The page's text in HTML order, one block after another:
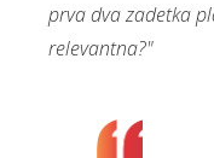
prva dva zadetka
relevantna?"